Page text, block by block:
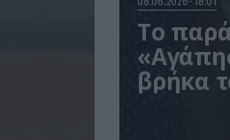
Το
βρήκα